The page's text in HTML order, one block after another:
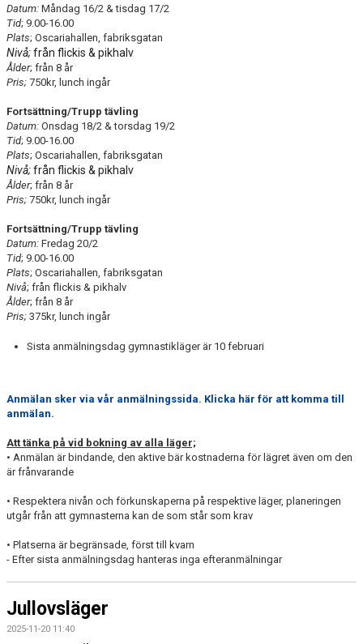
Datum: Måndag 16/2 & tisdag 17/2
Tid; 9.00-16.00
Plats; Oscariahallen, fabriksgatan
Nivå;från flickis & pikhalv
Ålder; från 8 år
Pris; 750kr, lunch ingår
Fortsättning/Trupp tävling
Datum: Onsdag 18/2 & torsdag 19/2
Tid; 9.00-16.00
Plats; Oscariahallen, fabriksgatan
Nivå;från flickis & pikhalv
Ålder; från 8 år
Pris; 750kr, lunch ingår
Fortsättning/Trupp tävling
Datum: Fredag 20/2
Tid; 9.00-16.00
Plats; Oscariahallen, fabriksgatan
Nivå; från flickis & pikhalv
Ålder; från 8 år
Pris; 375kr, lunch ingår
Sista anmälningsdag gymnastikläger är 10 februari
Anmälan sker via vår anmälningssida. Klicka här för att komma till
anmälan.
Att tänka på vid bokning av alla läger;
• Anmälan är bindande, den aktive bär kostnaderna för lägret även om den
är frånvarande
• Respektera nivån och förkunskaperna på respektive läger, planeringen
utgår från att gymnasterna kan de som står som krav
• Platserna är begränsade, först till kvarn
- Efter sista anmälningsdag hanteras inga efteranmälningar
Jullovsläger
2025-11-20 11:40